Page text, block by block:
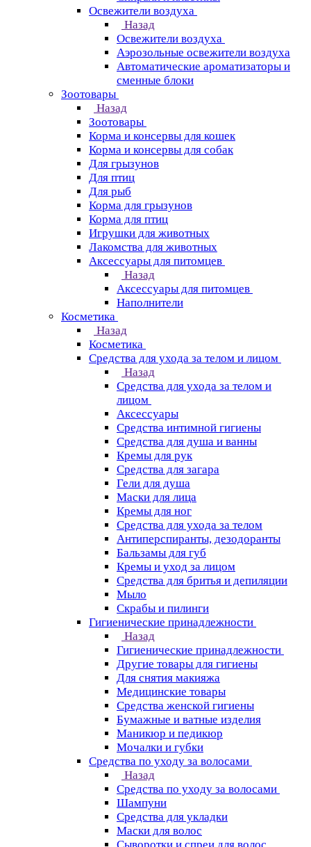
Освежители воздуха
Назад
Освежители воздуха
Аэрозольные освежители воздуха
Автоматические ароматизаторы и
сменные блоки
Зоотовары
Назад
Зоотовары
Корма и консервы для кошек
Корма и консервы для собак
Для грызунов
Для птиц
Для рыб
Корма для грызунов
Корма для птиц
Игрушки для животных
Лакомства для животных
Аксессуары для питомцев
Назад
Аксессуары для питомцев
Наполнители
Косметика
Назад
Косметика
Средства для ухода за телом и лицом
Назад
Средства для ухода за телом и
лицом
Аксессуары
Средства интимной гигиены
Средства для душа и ванны
Кремы для рук
Средства для загара
Гели для душа
Маски для лица
Кремы для ног
Средства для ухода за телом
Антиперспиранты, дезодоранты
Бальзамы для губ
Кремы и уход за лицом
Средства для бритья и депиляции
Мыло
Скрабы и пилинги
Гигиенические принадлежности
Назад
Гигиенические принадлежности
Другие товары для гигиены
Для снятия макияжа
Медицинские товары
Средства женской гигиены
Бумажные и ватные изделия
Маникюр и педикюр
Мочалки и губки
Средства по уходу за волосами
Назад
Средства по уходу за волосами
Шампуни
Средства для укладки
Маски для волос